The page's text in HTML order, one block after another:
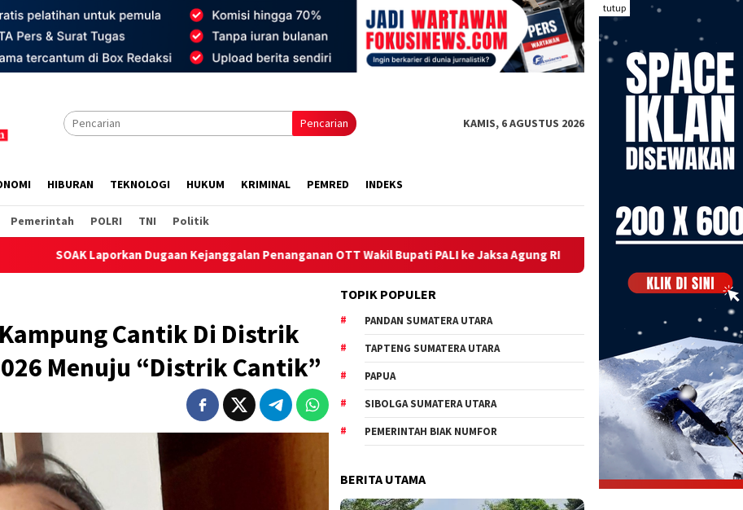
tutup
Pencarian KAMIS, 6 AGUSTUS 2026
HIBURAN TEKNOLOGI HUKUM KRIMINAL PEMRED INDEKS
Pemerintah POLRI TNI Politik
Kejanggalan Penanganan OTT Wakil Bupati PALI ke Jaksa Agung RI Pelantikan Pengurus Relawan MBG Digelar Lusa,
Cantik Di Distrik
Menuju “Distrik Cantik”
TOPIK POPULER
PANDAN SUMATERA UTARA
TAPTENG SUMATERA UTARA
PAPUA
SIBOLGA SUMATERA UTARA
PEMERINTAH BIAK NUMFOR
BERITA UTAMA